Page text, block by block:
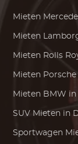
Mieten
Mieten
Mieten Rolls
Mieten Porsche
Mieten BMW in
SUV Mieten in
Sportwagen